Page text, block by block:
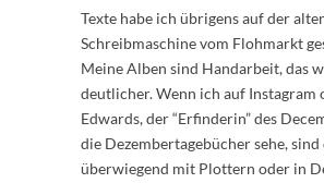
Texte habe ich übrigens auf der
Schreibmaschine vom Flohmarkt
Meine Alben sind Handarbeit, das
deutlicher. Wenn ich auf Instagram
Edwards, der “Erfinderin” des
die Dezembertagebücher sehe, sind
überwiegend mit Plottern oder in